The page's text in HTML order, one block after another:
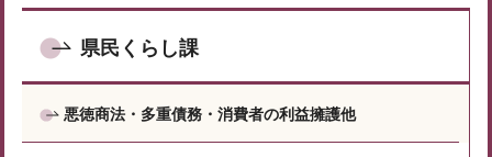
県民くらし課
悪徳商法・多重債務・消費者の利益擁護他